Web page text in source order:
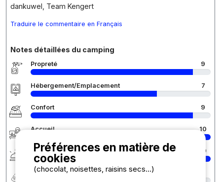
dankuwel, Team Kengert
Traduire le commentaire en Français
Notes détaillées du camping
Propreté 9
Hébergement/Emplacement 7
Confort 9
Accueil 10
Services 10
Rapport qualité/prix
Préférences en matière de
cookies
(chocolat, noisettes, raisins secs...)